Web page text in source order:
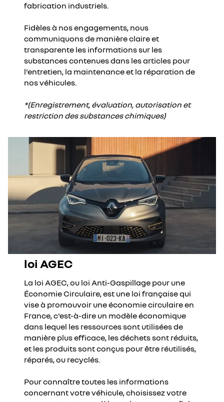
fabrication industriels.
Fidèles à nos engagements, nous
communiquons de manière claire et
transparente les informations sur les
substances contenues dans les articles pour
l'entretien, la maintenance et la réparation de
nos véhicules.
*(Enregistrement, évaluation, autorisation et
restriction des substances chimiques)
loi AGEC
La loi AGEC, ou loi Anti-Gaspillage pour une
Économie Circulaire, est une loi française qui
vise à promouvoir une économie circulaire en
France, c'est-à-dire un modèle économique
dans lequel les ressources sont utilisées de
manière plus efficace, les déchets sont réduits,
et les produits sont conçus pour être réutilisés,
réparés, ou recyclés.
Pour connaître toutes les informations
concernant votre véhicule, choisissez votre